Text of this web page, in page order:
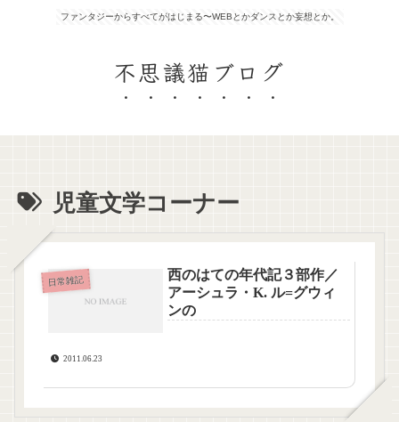
ファンタジーからすべてがはじまる〜WEBとかダンスとか妄想とか。
不思議猫ブログ
児童文学コーナー
日常雑記
西のはての年代記３部作／
アーシュラ・K. ル=グウィ
ンの
2011.06.23